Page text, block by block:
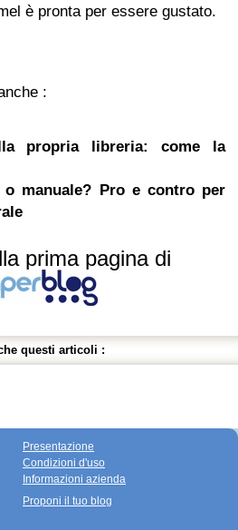
è pronta per essere gustato.
:
propria libreria: come la
manuale? Pro e contro per
prima pagina di
questi articoli :
Presentazione
Condizioni d'uso
Informazioni azienda
Proponi il tuo blog